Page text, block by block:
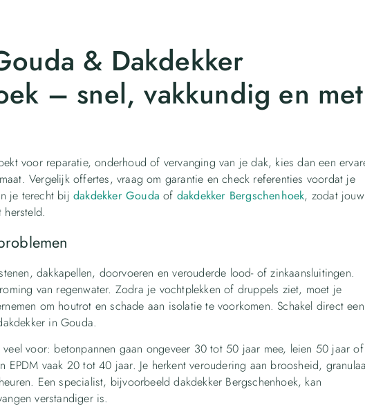
& Dakdekker
– snel, vakkundig en met
voor reparatie, onderhoud of vervanging van je dak, kies dan een
Vergelijk offertes, vraag om garantie en check referenties voordat je
je terecht bijdakdekker Gouda of dakdekker Bergschenhoek, zodat jouw
dakkapellen, doorvoeren en verouderde lood- of zinkaansluitingen.
van regenwater. Zodra je vochtplekken of druppels ziet, moet je
om houtrot en schade aan isolatie te voorkomen. Schakel direct een
in Gouda.
veel voor: betonpannen gaan ongeveer 30 tot 50 jaar mee, leien 50 jaar of
EPDM vaak 20 tot 40 jaar. Je herkent veroudering aan broosheid,
Een specialist, bijvoorbeeld dakdekker Bergschenhoek, kan
verstandiger is.